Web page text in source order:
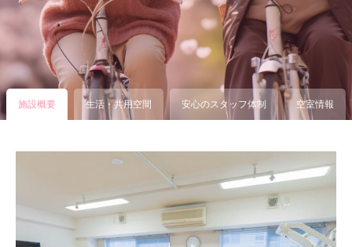
施設概要 生活・共用空間 安心のスタッフ体制 空室情報